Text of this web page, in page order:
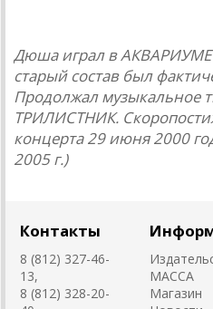
Дюша играл в АКВАРИУМЕ
старый состав был
Продолжал музыкальное
ТРИЛИСТНИК.
концерта 29 июня 2000
2005 г.)
Контакты
8 (812) 327-46-
13,
8 (812) 328-20-
MACCA
Магазин